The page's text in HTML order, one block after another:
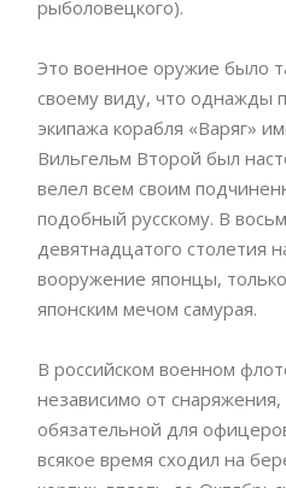
рыболовецкого).
Это военное оружие было
своему виду, что однажды
экипажа корабля «Варяг»
Вильгельм Второй был
велел всем своим
подобный русскому. В
девятнадцатого столетия
вооружение японцы,
японским мечом самурая.
В российском военном
независимо от снаряжения,
обязательной для
всякое время сходил на